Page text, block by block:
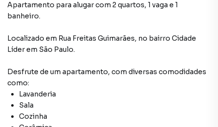
Apartamento para alugar com 2 quartos, 1 vaga e 1
banheiro.
Localizado em Rua Freitas Guimarães, no bairro Cidade
Líderem São Paulo.
Desfrute de um apartamento, com diversas comodidades
como:
Lavanderia
Sala
Cozinha